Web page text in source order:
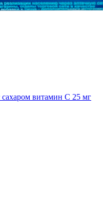
витамин С 25 мг